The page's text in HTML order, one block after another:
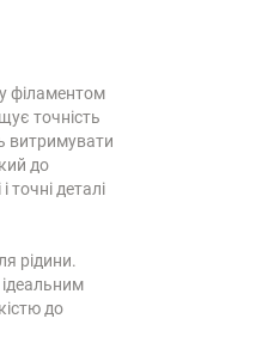
філаментом
точність
витримувати
до
деталі
рідини.
до